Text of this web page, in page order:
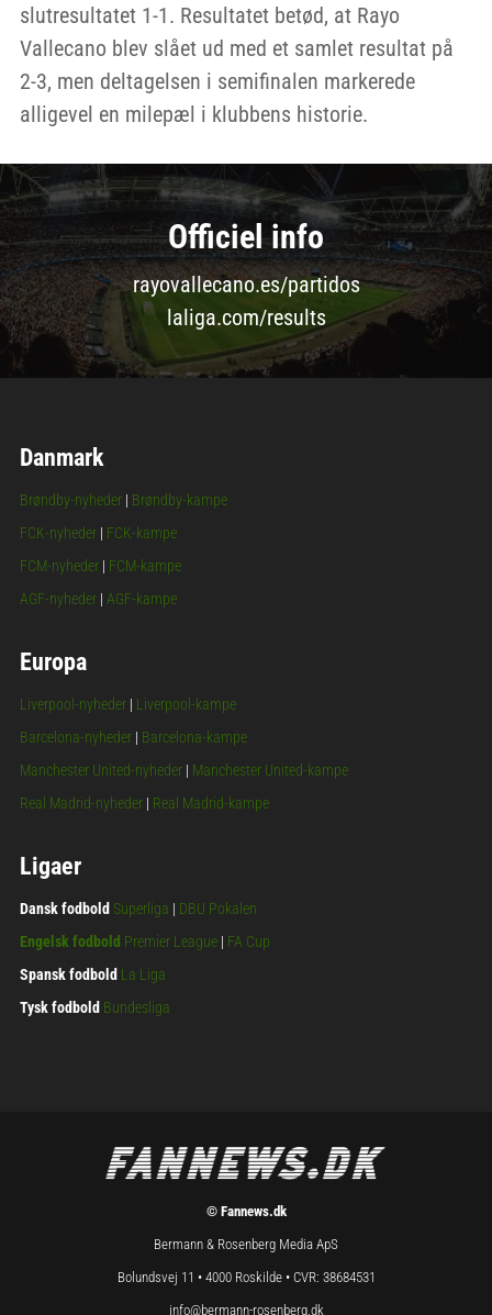
slutresultatet 1-1. Resultatet betød, at Rayo
Vallecano blev slået ud med et samlet resultat på
2-3, men deltagelsen i semifinalen markerede
alligevel en milepæl i klubbens historie.
Officiel info
rayovallecano.es/partidos
laliga.com/results
Danmark
Brøndby-nyheder| Brøndby-kampe
FCK-nyheder| FCK-kampe
FCM-nyheder| FCM-kampe
AGF-nyheder| AGF-kampe
Europa
Liverpool-nyheder| Liverpool-kampe
Barcelona-nyheder| Barcelona-kampe
Manchester United-nyheder| Manchester United-kampe
Real Madrid-nyheder| Real Madrid-kampe
Ligaer
Dansk fodbold Superliga | DBU Pokalen
Engelsk fodbold Premier League| FA Cup
Spansk fodbold La Liga
Tysk fodbold Bundesliga
© Fannews.dk
Bermann & Rosenberg Media ApS
Bolundsvej 11 • 4000 Roskilde • CVR: 38684531
info@bermann-rosenberg.dk